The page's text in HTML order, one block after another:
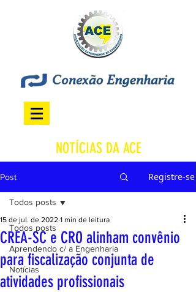
NOTÍCIAS DA ACE
Post Registre-se
Todos posts
Aprendendo c/ a Engenharia
Notícias
Todos posts
CREA-SC e CRO alinham convênio
para fiscalização conjunta de
atividades profissionais
15 de jul. de 2022 1 min de leitura